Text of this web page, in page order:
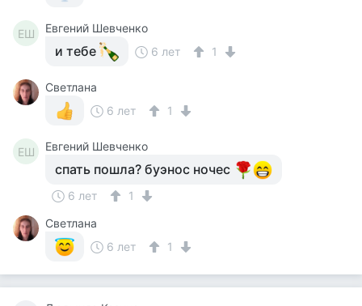
ЕШ Евгений Шевченко
и тебе 6 лет 1
Светлана
6 лет
1
ЕШ Евгений Шевченко
спать пошла? буэнос ночес
6 лет
1
Светлана
6 лет
1